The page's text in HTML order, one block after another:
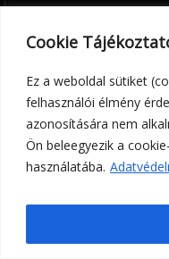
Cookie
Ez a weboldal sütiket
felhasználói élmény
azonosítására nem
Ön beleegyezik a
használatába. © 2016.